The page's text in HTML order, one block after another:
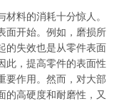
料的消耗十分惊人。
面开始。例如，磨损所
的失效也是从零件表面
此，提高零件的表面性
要作用。然而，对大部
的高硬度和耐磨性，又